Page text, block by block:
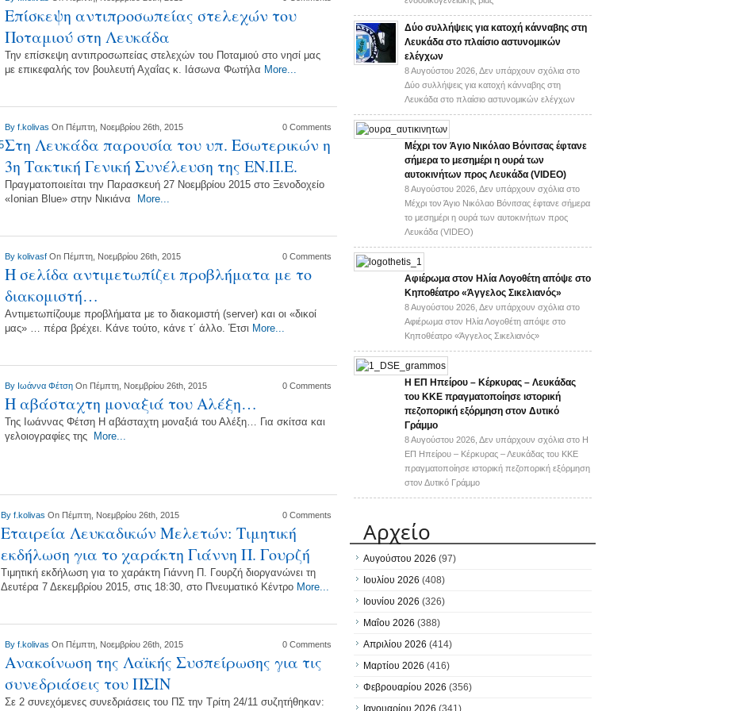
Επίσκεψη αντιπροσωπείας στελεχών του
Ποταμιού στη Λευκάδα
Την επίσκεψη αντιπροσωπείας στελεχών του Ποταμιού στο νησί μας
με επικεφαλής τον βουλευτή Αχαΐας κ. Ιάσωνα Φωτήλα More...
By f.kolivas On Πέμπτη, Νοεμβρίου 26th, 2015 0 Comments
Στη Λευκάδα παρουσία του υπ. Εσωτερικών η
3η Τακτική Γενική Συνέλευση της ΕΝ.Π.Ε.
Πραγματοποιείται την Παρασκευή 27 Νοεμβρίου 2015 στο Ξενοδοχείο
«Ionian Blue» στην Νικιάνα
More...
By kolivasf On Πέμπτη, Νοεμβρίου 26th, 2015 0 Comments
Η σελίδα αντιμετωπίζει προβλήματα με το
διακομιστή…
Αντιμετωπίζουμε προβλήματα με το διακομιστή (server) και οι «δικοί
μας» … πέρα βρέχει. Κάνε τούτο, κάνε τ΄ άλλο. Έτσι More...
By Ιωάννα Φέτση On Πέμπτη, Νοεμβρίου 26th, 2015 0 Comments
Η αβάσταχτη μοναξιά του Αλέξη…
Της Ιωάννας Φέτση Η αβάσταχτη μοναξιά του Αλέξη… Για σκίτσα και
γελοιογραφίες της
More...
By f.kolivas On Πέμπτη, Νοεμβρίου 26th, 2015 0 Comments
Εταιρεία Λευκαδικών Μελετών: Τιμητική
εκδήλωση για το χαράκτη Γιάννη Π. Γουρζή
Τιμητική εκδήλωση για το χαράκτη Γιάννη Π. Γουρζή διοργανώνει τη
Δευτέρα 7 Δεκεμβρίου 2015, στις 18:30, στο Πνευματικό Κέντρο More...
By f.kolivas On Πέμπτη, Νοεμβρίου 26th, 2015 0 Comments
Ανακοίνωση της Λαϊκής Συσπείρωσης για τις
συνεδριάσεις του ΠΣΙΝ
Σε 2 συνεχόμενες συνεδριάσεις του ΠΣ την Τρίτη 24/11 συζητήθηκαν:
Δύο συλλήψεις για κατοχή κάνναβης στη
Λευκάδα στο πλαίσιο αστυνομικών
ελέγχων
8 Αυγούστου 2026, Δεν υπάρχουν σχόλια στο
Δύο συλλήψεις για κατοχή κάνναβης στη
Λευκάδα στο πλαίσιο αστυνομικών ελέγχων
Mέχρι τον Άγιο Νικόλαο Βόνιτσας έφτανε
σήμερα το μεσημέρι η ουρά των
αυτοκινήτων προς Λευκάδα (VIDEO)
8 Αυγούστου 2026, Δεν υπάρχουν σχόλια στο
Mέχρι τον Άγιο Νικόλαο Βόνιτσας έφτανε σήμερα
το μεσημέρι η ουρά των αυτοκινήτων προς
Λευκάδα (VIDEO)
Αφιέρωμα στον Ηλία Λογοθέτη απόψε στο
Κηποθέατρο «Άγγελος Σικελιανός»
8 Αυγούστου 2026, Δεν υπάρχουν σχόλια στο
Αφιέρωμα στον Ηλία Λογοθέτη απόψε στο
Κηποθέατρο «Άγγελος Σικελιανός»
Η ΕΠ Ηπείρου – Κέρκυρας – Λευκάδας
του ΚΚΕ πραγματοποίησε ιστορική
πεζοπορική εξόρμηση στον Δυτικό
Γράμμο
8 Αυγούστου 2026, Δεν υπάρχουν σχόλια στο Η
ΕΠ Ηπείρου – Κέρκυρας – Λευκάδας του ΚΚΕ
πραγματοποίησε ιστορική πεζοπορική εξόρμηση
στον Δυτικό Γράμμο
Αρχείο
Αυγούστου 2026 (97)
Ιουλίου 2026 (408)
Ιουνίου 2026 (326)
Μαΐου 2026 (388)
Απριλίου 2026 (414)
Μαρτίου 2026 (416)
Φεβρουαρίου 2026 (356)
Ιανουαρίου 2026 (341)